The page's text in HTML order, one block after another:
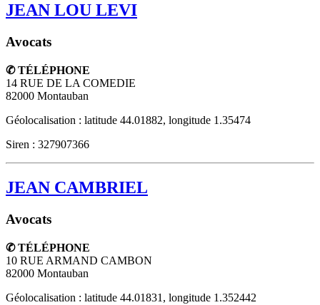
JEAN LOU LEVI
Avocats
✆ TÉLÉPHONE
14 RUE DE LA COMEDIE
82000 Montauban
Géolocalisation : latitude 44.01882, longitude 1.35474
Siren : 327907366
JEAN CAMBRIEL
Avocats
✆ TÉLÉPHONE
10 RUE ARMAND CAMBON
82000 Montauban
Géolocalisation : latitude 44.01831, longitude 1.352442